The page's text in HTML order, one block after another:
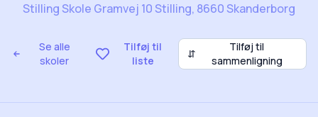
Se alle
skoler
Tilføj til
liste
⇵
Tilføj til
sammenligning
Stilling Skole Gramvej 10 Stilling, 8660 Skanderborg